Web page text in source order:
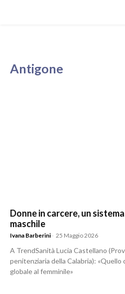
Antigone
Donne in carcere, un
maschile
Ivana Barberini - 25 Maggio 2026
A TrendSanità Lucia Castellano
penitenziaria della Calabria): «Quello
globale al femminile»